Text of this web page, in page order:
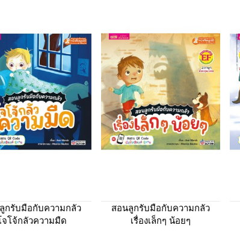
กรับมือกับความกลัว
จโจ้กลัวความมืด
สอนลูกรับมือกับความกลัว
เรื่องเล็กๆ น้อยๆ